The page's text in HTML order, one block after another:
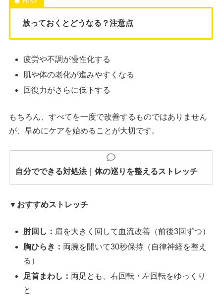
放っておくとどうなる？注意点
疲労や不調が慢性化する
肌や体の老化が進みやすくなる
回復力がさらに低下する
もちろん、すべてを一度で改善するものではありません
が、早めにケアを始めることが大切です。
自分でできる対処法｜体の巡りを整えるストレッチ
▼おすすめストレッチ
肘回し： 肩を大きく回して血流改善（前後3回ずつ）
胸ひらき： 両腕を開いて30秒保持（自律神経を整え
る）
足首まわし： 両足とも、右回転・左回転をゆっくり
と